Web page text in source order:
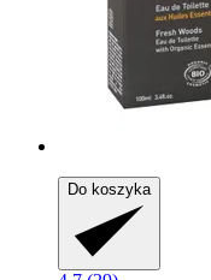
Do koszyka